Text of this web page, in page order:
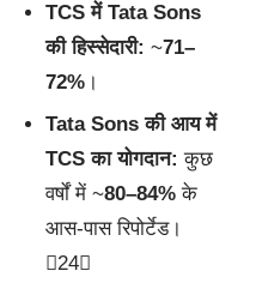
TCS में Tata Sons
की हिस्सेदारी: ~71–
72% ।
Tata Sons की आय में
TCS का योगदान: कुछ
वर्षों में ~80–84% के
आस-पास रिपोर्टेड।
24